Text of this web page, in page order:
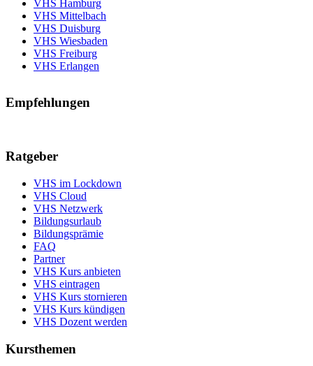
VHS Hamburg
VHS Mittelbach
VHS Duisburg
VHS Wiesbaden
VHS Freiburg
VHS Erlangen
Empfehlungen
Ratgeber
VHS im Lockdown
VHS Cloud
VHS Netzwerk
Bildungsurlaub
Bildungsprämie
FAQ
Partner
VHS Kurs anbieten
VHS eintragen
VHS Kurs stornieren
VHS Kurs kündigen
VHS Dozent werden
Kursthemen